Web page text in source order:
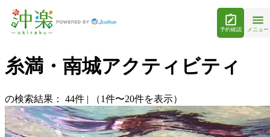
予約確認 メニュー
糸満・南城アクティビティ
の検索結果： 44件 | （1件〜20件を表示）